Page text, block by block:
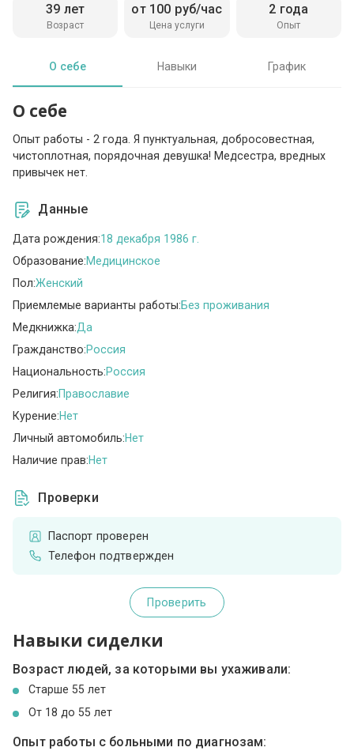
Возраст
39 лет
Цена услуги
от 100 руб/час
Опыт
2 года
О себе Навыки График
О себе
Опыт работы - 2 года. Я пунктуальная, добросовестная,
чистоплотная, порядочная девушка! Медсестра, вредных
привычек нет.
Данные
Дата рождения:18 декабря 1986 г.
Образование:Медицинское
Пол:Женский
Приемлемые варианты работы:Без проживания
Медкнижка:Да
Гражданство:Россия
Национальность:Россия
Религия:Православие
Курение:Нет
Личный автомобиль:Нет
Наличие прав:Нет
Проверки
Паспорт проверен
Телефон подтвержден
Проверить
Навыки сиделки
Возраст людей, за которыми вы ухаживали:
Cтарше 55 лет
От 18 до 55 лет
Опыт работы с больными по диагнозам: